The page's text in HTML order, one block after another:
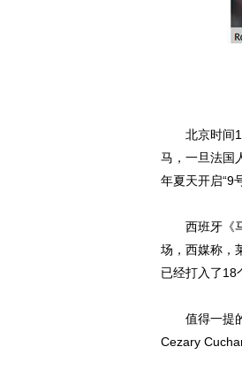
北京时间11
马，一旦法国
年夏天开启“9
西班牙《马
场，西媒称，
已经打入了18
值得一提的
Cezary